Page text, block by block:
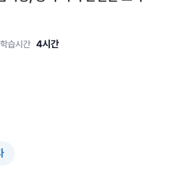
학습시간 4시간